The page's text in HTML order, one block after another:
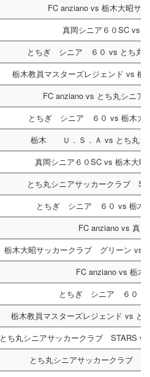
FC anziano vs 栃木大昭サ
真岡シニア６０SC vs
とちぎ シニア ６０ vs とち丸
栃木教員マスターズレジェンド vs 栃
FC anzianovs とち丸シニ
とちぎ シニア ６０ vs 栃木大
栃木 Ｕ．Ｓ．Ａ vs とち丸
真岡シニア６０SCvs 栃木大
とち丸シニアサッカークラブ
とちぎ シニア ６０ vs 栃木
FC anzianovs 真
栃木大昭サッカークラブ グリーン vs
FC anzianovs 栃
とちぎ シニア ６０
栃木教員マスターズレジェンド vs と
とち丸シニアサッカークラブ STARS vs
とち丸シニアサッカークラブ